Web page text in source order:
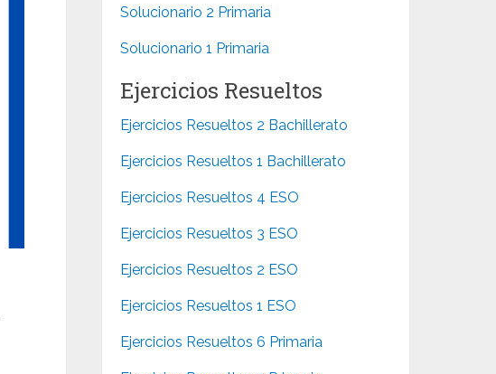
Solucionario 2 Primaria
Solucionario 1 Primaria
Ejercicios Resueltos
Ejercicios Resueltos 2 Bachillerato
Ejercicios Resueltos 1 Bachillerato
Ejercicios Resueltos 4 ESO
Ejercicios Resueltos 3 ESO
Ejercicios Resueltos 2 ESO
Ejercicios Resueltos 1 ESO
Ejercicios Resueltos 6 Primaria